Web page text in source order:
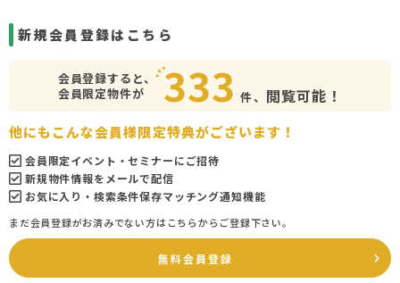
新規会員登録はこちら
会員登録すると、
会員限定物件が
333 件、 閲覧可能！
他にもこんな会員様限定特典がございます！
会員限定イベント・セミナーにご招待
新規物件情報をメールで配信
お気に入り・検索条件保存マッチング通知機能
まだ会員登録がお済みでない方はこちらからご登録下さい。
無料会員登録